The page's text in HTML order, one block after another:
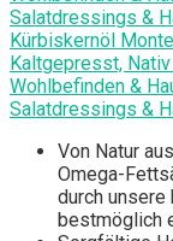
Kürbiskernöl
Kaltgepresst,
Wohlbefinden &
Salatdressings &
Von Natur
Omega-
durch
bestmöglich